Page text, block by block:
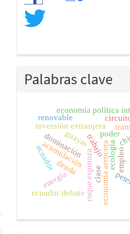
Palabras clave
economía arrocera
roque espinoza
guayas
ecuador debate
trabajo
empleo
deuda
inversión extranjera
acumulación
poder
dominación
energía
renovable
ecuador
economía política
ecología
clase